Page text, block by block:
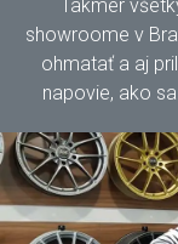
Takmer
showroome v
ohmatať a aj
napovie, ako